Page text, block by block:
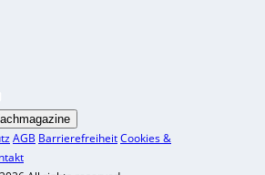
AGB BarrierefreiheitCookies &